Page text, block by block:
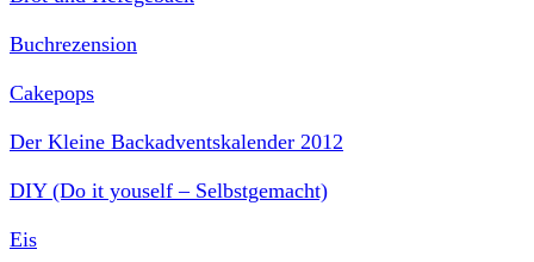
Buchrezension
Cakepops
Der Kleine Backadventskalender 2012
DIY (Do it youself – Selbstgemacht)
Eis